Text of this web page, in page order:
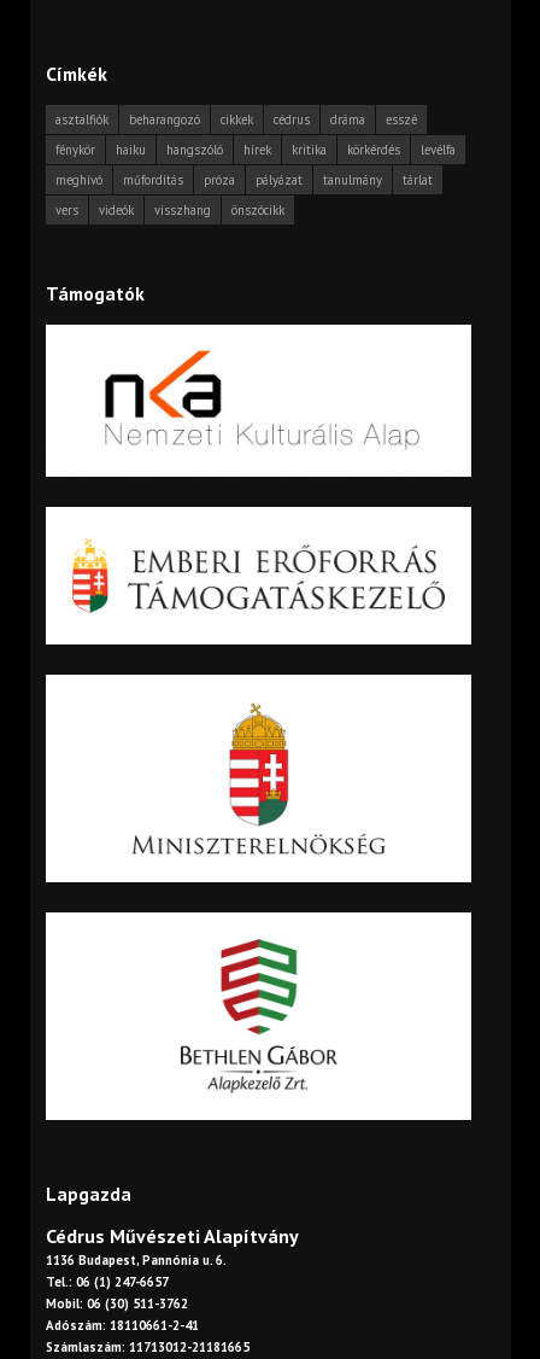
Címkék
asztalfiók beharangozó cikkek cédrus dráma
esszé
fénykör
haiku hangszóló hírek kritika körkérdés
levélfa
meghívó
műfordítás próza pályázat tanulmány
tárlat
vers
videók visszhang önszócikk
Támogatók
Lapgazda
Cédrus Művészeti Alapítvány
1136 Budapest, Pannónia u. 6.
Tel.: 06 (1) 247-6657
Mobil: 06 (30) 511-3762
Adószám: 18110661-2-41
Számlaszám: 11713012-21181665